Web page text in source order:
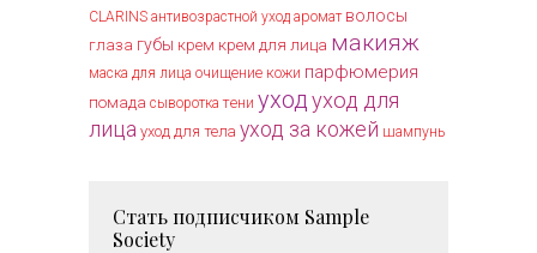
CLARINS антивозрастной уход аромат волосы
глаза губы крем крем для лица макияж
маска для лица очищение кожи парфюмерия
помада сыворотка тени уходуход для
лица уход для тела уход за кожей шампунь
Стать подписчиком Sample
Society